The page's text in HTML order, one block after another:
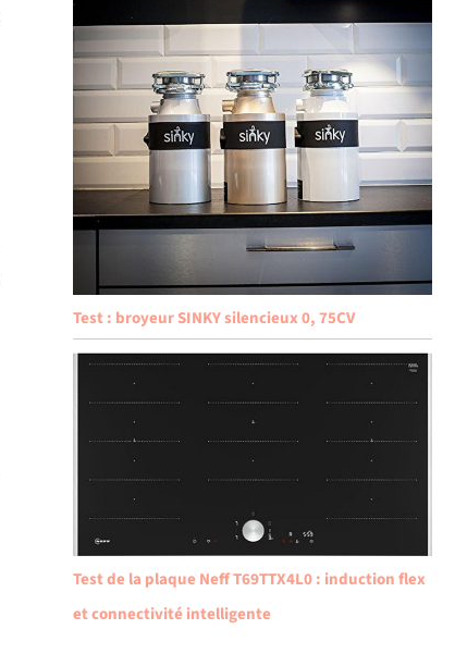
Test : broyeur SINKY silencieux 0, 75CV
Test de la plaque Neff T69TTX4L0 : induction flex
et connectivité intelligente